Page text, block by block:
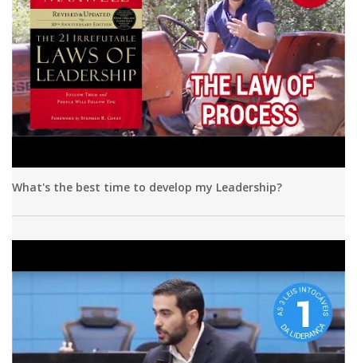
What's the best time to develop my Leadership?